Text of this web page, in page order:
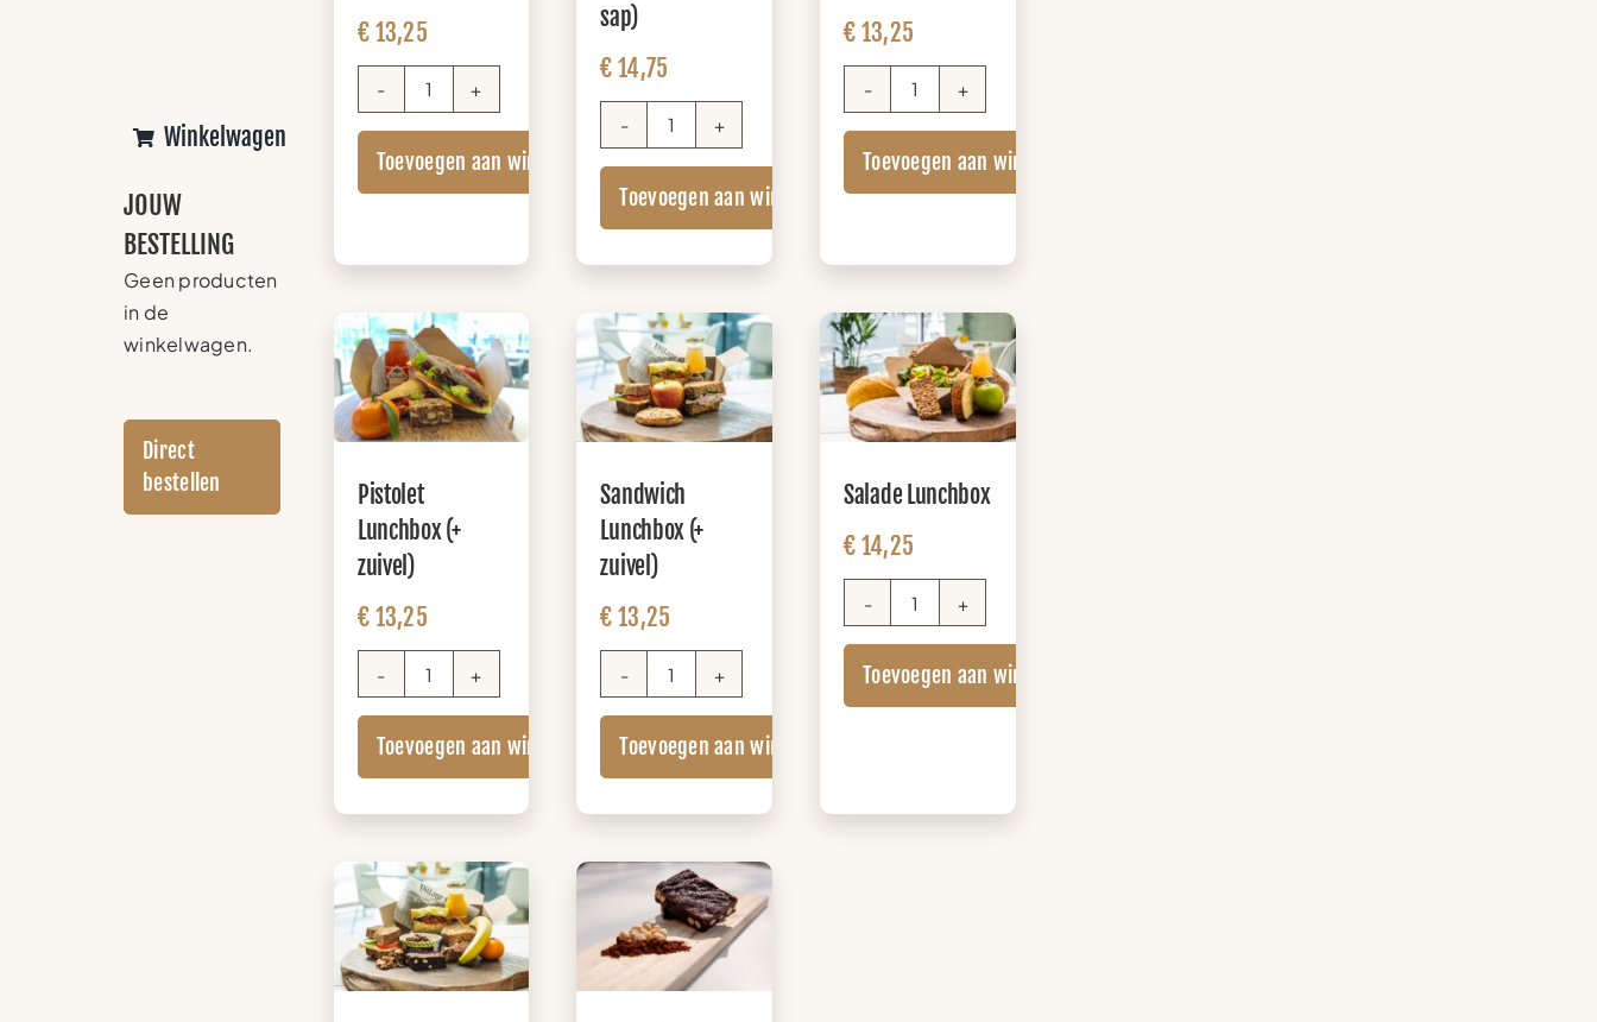
Winkelwagen
JOUW
BESTELLING
Geen producten
in de
winkelwagen.
Direct
bestellen
€ 13,25
Sandwich
Lunchbox
(+
sap)
Toevoegen aan winkelwagen
sap)
€ 14,75
Sandwich
Lunchbox
XL
(+
Toevoegen aan winkelwagen
€ 13,25
Pistolet
Lunchbox
(+
sap)
Toevoegen aan winkelwagen
Pistolet
Lunchbox (+
zuivel)
€ 13,25
Pistolet
Lunchbox
(+
zuivel)
Toevoegen aan winkelwagen
Sandwich
Lunchbox (+
zuivel)
€ 13,25
Sandwich
Lunchbox
(+
zuivel)
Toevoegen aan winkelwagen
Salade Lunchbox
€ 14,25
Salade
Lunchbox
aantal
Toevoegen aan winkelwagen